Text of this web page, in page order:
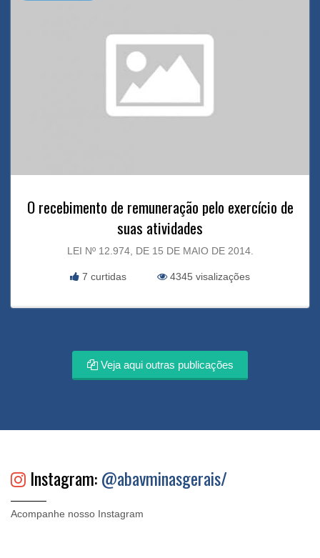
O recebimento de remuneração pelo exercício de
suas atividades
LEI Nº 12.974, DE 15 DE MAIO DE 2014.
7 curtidas 4345 visalizações
Veja aqui outras publicações
Instagram:@abavminasgerais/
Acompanhe nosso Instagram